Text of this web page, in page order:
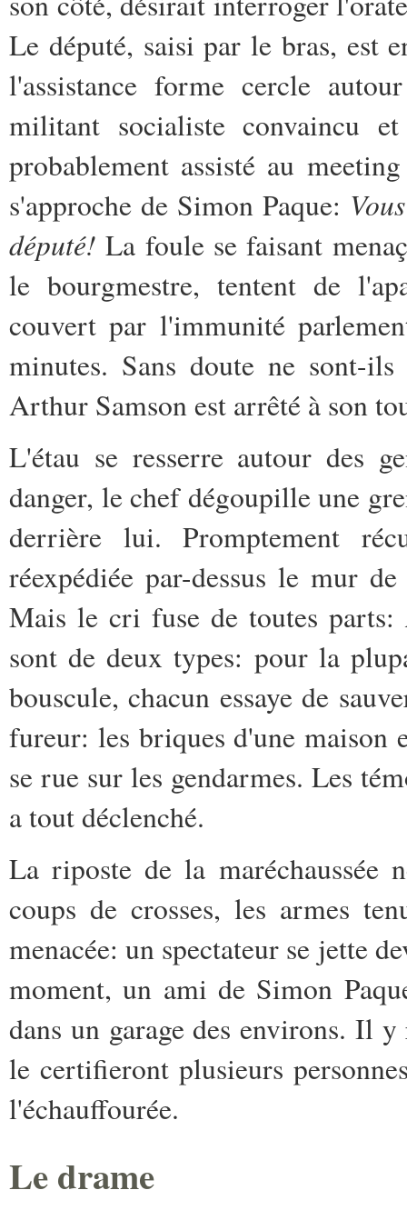
Le député, saisi par le bras, est
l'assistance forme cercle
militant socialiste convaincu
probablement assisté au
s'approche de Simon Paque:
député!La foule se faisant
le bourgmestre, tentent de
couvert par l'immunité
minutes. Sans doute ne sont-
Arthur Samson est arrêté à son
L'étau se resserre autour des
danger, le chef dégoupille une
derrière lui. Promptement
réexpédiée par-dessus le mur
Mais le cri fuse de toutes parts:
sont de deux types: pour la
bouscule, chacun essaye de
fureur: les briques d'une maison
se rue sur les gendarmes. Les
a tout déclenché.
La riposte de la maréchaussée
coups de crosses, les armes
menacée: un spectateur se jette
moment, un ami de Simon
dans un garage des environs. Il
le certifieront plusieurs
l'échauffourée.
Le drame